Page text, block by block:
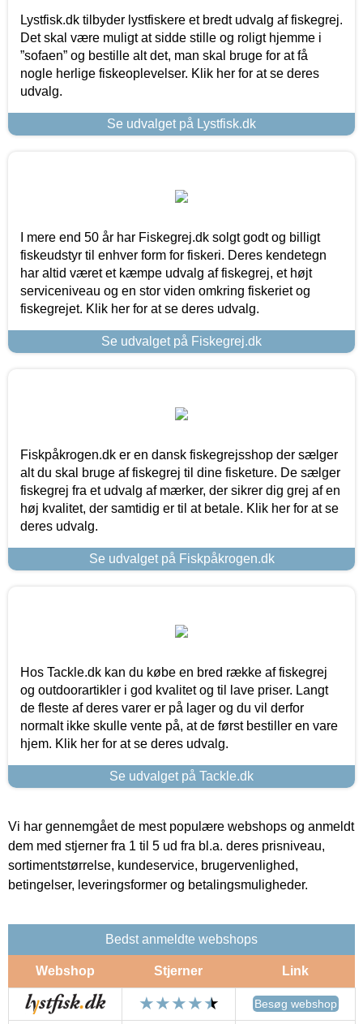
Lystfisk.dk tilbyder lystfiskere et bredt udvalg af fiskegrej.
Det skal være muligt at sidde stille og roligt hjemme i
”sofaen” og bestille alt det, man skal bruge for at få
nogle herlige fiskeoplevelser. Klik her for at se deres
udvalg.
Se udvalget på Lystfisk.dk
I mere end 50 år har Fiskegrej.dk solgt godt og billigt
fiskeudstyr til enhver form for fiskeri. Deres kendetegn
har altid været et kæmpe udvalg af fiskegrej, et højt
serviceniveau og en stor viden omkring fiskeriet og
fiskegrejet. Klik her for at se deres udvalg.
Se udvalget på Fiskegrej.dk
Fiskpåkrogen.dk er en dansk fiskegrejsshop der sælger
alt du skal bruge af fiskegrej til dine fisketure. De sælger
fiskegrej fra et udvalg af mærker, der sikrer dig grej af en
høj kvalitet, der samtidig er til at betale. Klik her for at se
deres udvalg.
Se udvalget på Fiskpåkrogen.dk
Hos Tackle.dk kan du købe en bred række af fiskegrej
og outdoorartikler i god kvalitet og til lave priser. Langt
de fleste af deres varer er på lager og du vil derfor
normalt ikke skulle vente på, at de først bestiller en vare
hjem. Klik her for at se deres udvalg.
Se udvalget på Tackle.dk
Vi har gennemgået de mest populære webshops og anmeldt
dem med stjerner fra 1 til 5 ud fra bl.a. deres prisniveau,
sortimentstørrelse, kundeservice, brugervenlighed,
betingelser, leveringsformer og betalingsmuligheder.
Bedst anmeldte webshops
Webshop Stjerner Link
Besøg webshop